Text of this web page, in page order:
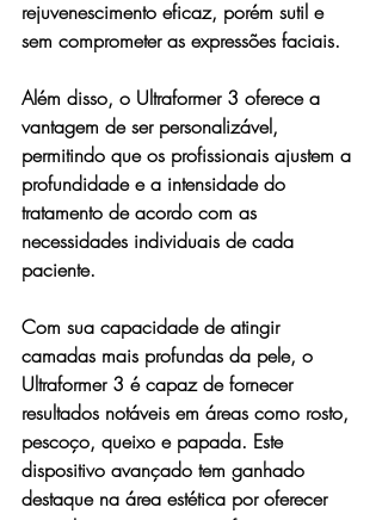
rejuvenescimento eficaz, porém sutil e
sem comprometer as expressões faciais.
Além disso, o Ultraformer 3 oferece a
vantagem de ser personalizável,
permitindo que os profissionais ajustem a
profundidade e a intensidade do
tratamento de acordo com as
necessidades individuais de cada
paciente.
Com sua capacidade de atingir
camadas mais profundas da pele, o
Ultraformer 3 é capaz de fornecer
resultados notáveis ​​em áreas como rosto,
pescoço, queixo e papada. Este
dispositivo avançado tem ganhado
destaque na área estética por oferecer